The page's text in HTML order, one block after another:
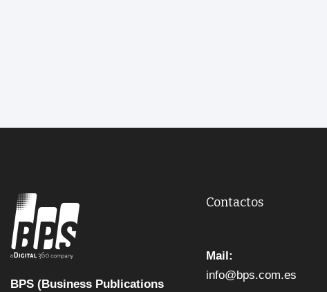
BPS (Business Publications
Contactos
Mail:
info@bps.com.es